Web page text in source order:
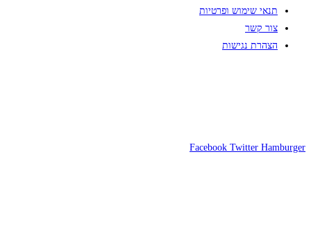
תנאי שימוש ופרטיות
צור קשר
הצהרת נגישות
Facebook Twitter Hamburger